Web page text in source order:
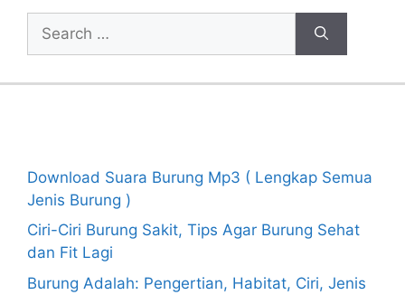
for:
Download Suara Burung Mp3 ( Lengkap Semua
Jenis Burung )
Ciri-Ciri Burung Sakit, Tips Agar Burung Sehat
dan Fit Lagi
Burung Adalah: Pengertian, Habitat, Ciri, Jenis